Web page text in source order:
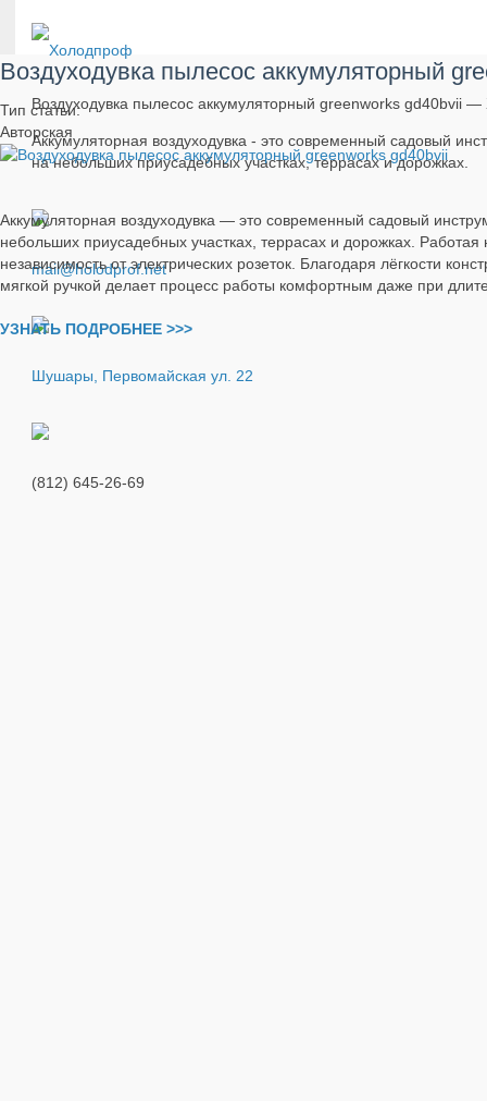
Воздуходувка пылесос аккумуляторный greenworks gd40bvii
Аккумуляторная воздуходувка - это современный садовый
на небольших приусадебных участках, террасах и дорожках.
mail@holodprof.net
Шушары, Первомайская ул. 22
(812) 645-26-69
Воздуходувка пылесос аккумуляторный
Тип статьи:
Авторская
Аккумуляторная воздуходувка — это современный садовый
небольших приусадебных участках, террасах и дорожках.
независимость от электрических розеток. Благодаря лёгкости
мягкой ручкой делает процесс работы комфортным даже при
УЗНАТЬ ПОДРОБНЕЕ >>>